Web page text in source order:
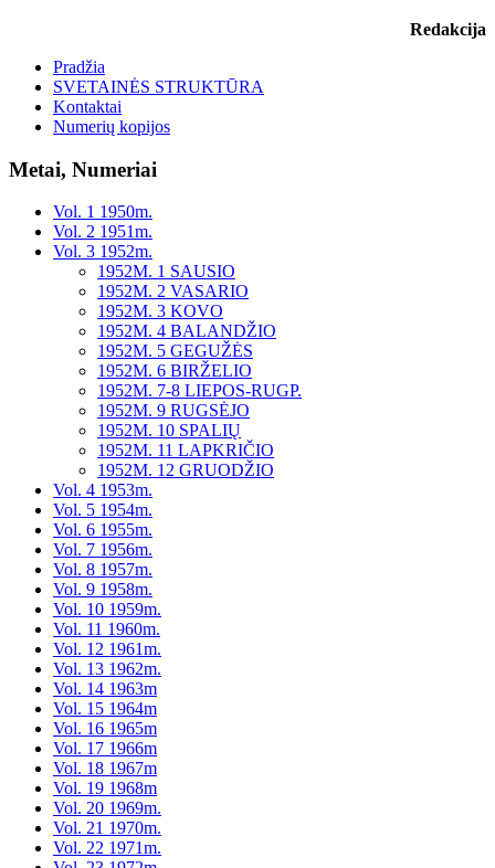
Redakcija
Pradžia
SVETAINĖS STRUKTŪRA
Kontaktai
Numerių kopijos
Metai, Numeriai
Vol. 1 1950m.
Vol. 2 1951m.
Vol. 3 1952m.
1952M. 1 SAUSIO
1952M. 2 VASARIO
1952M. 3 KOVO
1952M. 4 BALANDŽIO
1952M. 5 GEGUŽĖS
1952M. 6 BIRŽELIO
1952M. 7-8 LIEPOS-RUGP.
1952M. 9 RUGSĖJO
1952M. 10 SPALIŲ
1952M. 11 LAPKRIČIO
1952M. 12 GRUODŽIO
Vol. 4 1953m.
Vol. 5 1954m.
Vol. 6 1955m.
Vol. 7 1956m.
Vol. 8 1957m.
Vol. 9 1958m.
Vol. 10 1959m.
Vol. 11 1960m.
Vol. 12 1961m.
Vol. 13 1962m.
Vol. 14 1963m
Vol. 15 1964m
Vol. 16 1965m
Vol. 17 1966m
Vol. 18 1967m
Vol. 19 1968m
Vol. 20 1969m.
Vol. 21 1970m.
Vol. 22 1971m.